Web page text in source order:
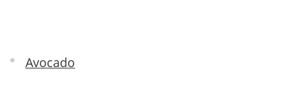
Avocado